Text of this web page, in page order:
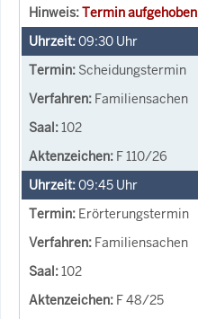
Termin aufgehoben
09:30 Uhr
Scheidungstermin
Familiensachen
102
F 110/26
09:45 Uhr
Erörterungstermin
Familiensachen
102
F 48/25